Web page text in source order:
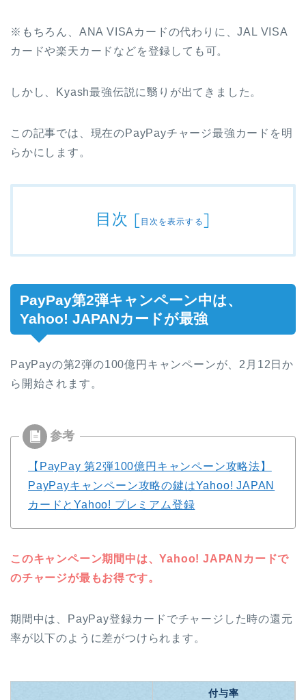
※もちろん、ANA VISAカードの代わりに、JAL VISA
カードや楽天カードなどを登録しても可。
しかし、Kyash最強伝説に翳りが出てきました。
この記事では、現在のPayPayチャージ最強カードを明
らかにします。
目次 [目次を表示する]
PayPay第2弾キャンペーン中は、
Yahoo! JAPANカードが最強
PayPayの第2弾の100億円キャンペーンが、2月12日か
ら開始されます。
【PayPay 第2弾100億円キャンペーン攻略法】
PayPayキャンペーン攻略の鍵はYahoo! JAPAN
カードとYahoo! プレミアム登録
このキャンペーン期間中は、Yahoo! JAPANカードで
のチャージが最もお得です。
期間中は、PayPay登録カードでチャージした時の還元
率が以下のように差がつけられます。
付与率